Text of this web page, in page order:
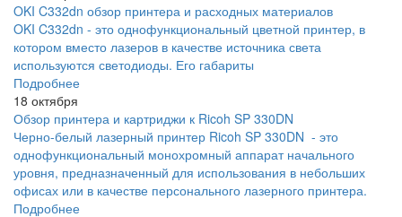
OKI C332dn обзор принтера и расходных материалов
OKI C332dn - это однофункциональный цветной принтер, в
котором вместо лазеров в качестве источника света
используются светодиоды. Его габариты
Подробнее
18 октября
Обзор принтера и картриджи к Ricoh SP 330DN
Черно-белый лазерный принтер Ricoh SP 330DN - это
однофункциональный монохромный аппарат начального
уровня, предназначенный для использования в небольших
офисах или в качестве персонального лазерного принтера.
Подробнее